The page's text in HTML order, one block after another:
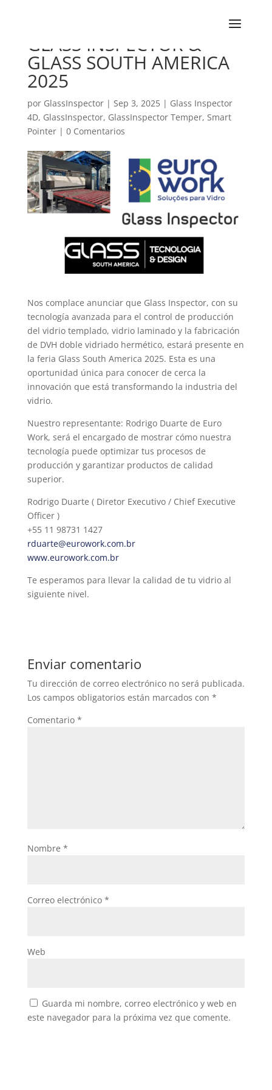
GLASS INSPECTOR &
GLASS SOUTH AMERICA
2025
por GlassInspector| Sep 3, 2025| Glass Inspector
4D, GlassInspector, GlassInspector Temper, Smart
Pointer| 0 Comentarios
Nos complace anunciar que Glass Inspector, con su
tecnología avanzada para el control de producción
del vidrio templado, vidrio laminado y la fabricación
de DVH doble vidriado hermético, estará presente en
la feria Glass South America 2025. Esta es una
oportunidad única para conocer de cerca la
innovación que está transformando la industria del
vidrio.
Nuestro representante: Rodrigo Duarte de Euro
Work, será el encargado de mostrar cómo nuestra
tecnología puede optimizar tus procesos de
producción y garantizar productos de calidad
superior.
Rodrigo Duarte ( Diretor Executivo / Chief Executive
Officer )
+55 11 98731 1427
rduarte@eurowork.com.br
www.eurowork.com.br
Te esperamos para llevar la calidad de tu vidrio al
siguiente nivel.
Enviar comentario
Tu dirección de correo electrónico no será publicada.
Los campos obligatorios están marcados con *
Comentario *
Nombre *
Correo electrónico *
Web
Guarda mi nombre, correo electrónico y web en
este navegador para la próxima vez que comente.